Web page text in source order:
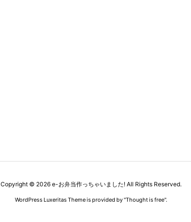
Copyright © 2026 e-お弁当作っちゃいました! All Rights Reserved.
WordPress Luxeritas Theme is provided by "Thought is free".